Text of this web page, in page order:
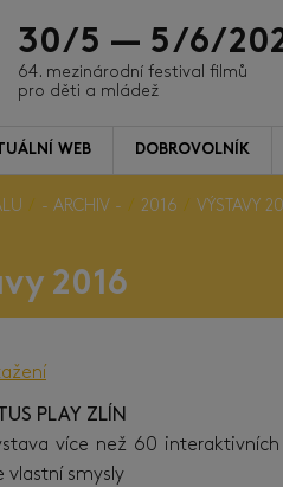
30/5 — 5/6/
64. mezinárodní festival filmů
pro děti a mládež
WEB DOBROVOLNÍK
- ARCHIV - 2016 VÝSTAVY
2016
PLAY ZLÍN
více než 60
vlastní smysly